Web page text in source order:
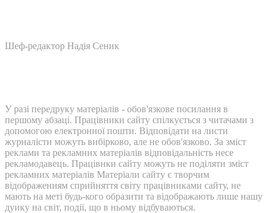
Шеф-редактор Надія Сеник
У разі передруку матеріалів - обов'язкове посилання в
першому абзаці. Працівники сайту спілкується з читачами з
допомогою електронної пошти. Відповідати на листи
журналісти можуть вибірково, але не обов'язково. За зміст
реклами та рекламних матеріалів відповідальність несе
рекламодавець. Працівнки сайту можуть не поділяти зміст
рекламних матеріалів Матеріали сайту є творчим
відображенням сприйняття світу працівниками сайту, не
мають на меті будь-кого образити та відображають лише нашу
дуику на світ, події, що в ньому відбуваються.